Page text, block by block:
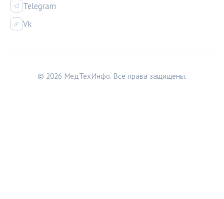
Telegram
Vk
© 2026 МедТехИнфо. Все права защищены.